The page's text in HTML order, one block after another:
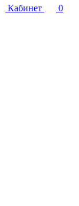
Кабинет
0